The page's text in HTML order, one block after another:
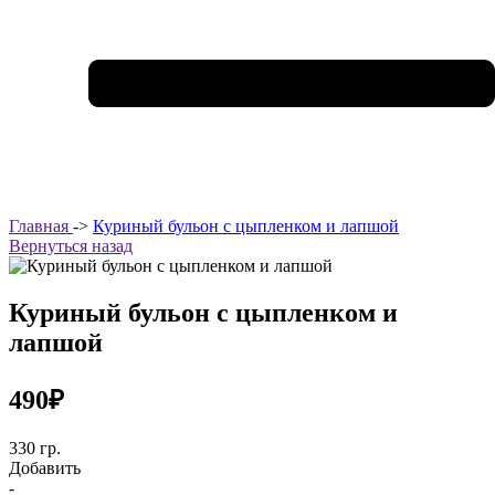
Главная -> Куриный бульон с цыпленком и лапшой
Вернуться назад
Куриный бульон с цыпленком и
лапшой
490₽
330 гр.
Добавить
-